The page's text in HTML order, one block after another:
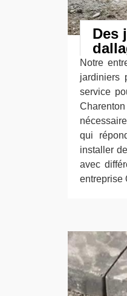
Des
Notre
jardiniers
service
qui
installer
avec
entreprise